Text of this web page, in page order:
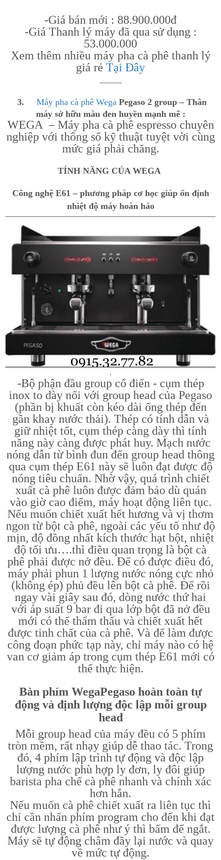
-Giá bán mới : 88.900.000đ
-Giá Thanh lý máy đã qua sử dụng :
53.000.000
Xem thêm nhiều máy pha cà phê thanh lý
giá rẻ Tại Đây
3. Máy pha cà phê Wega Pegaso 2 group – Thân
máy sở hữu màu đen huyền mạnh mẽ :
WEGA – Máy pha cà phê espresso chuyên
nghiệp với thông số kỹ thuật tuyệt vời cùng
mức giá phải chăng.
TÍNH NĂNG CỦA WEGA
Công nghệ E61 – phương pháp cơ học giúp ổn định
nhiệt độ máy hoàn hảo
.
-Bộ phận đầu group cổ điển - cụm thép
inox to dày nối với group head của Pegaso
(phần bị khuất còn kéo dài ống thép đến
gần khay nước thải). Thép có tính dẫn và
giữ nhiệt tốt, cụm thép càng dày thì tính
năng này càng được phát huy. Mạch nước
nóng dẫn từ bình đun đến group head thông
qua cụm thép E61 này sẽ luôn đạt được độ
nóng tiêu chuẩn. Nhờ vậy, quá trình chiết
xuất cà phê luôn được đảm bảo dù quán
vào giờ cao điểm, máy hoạt động liên tục.
Nếu muốn chiết xuất hết hương và vị thơm
ngon từ bột cà phê, ngoài các yếu tố như độ
mịn, độ đồng nhất kích thước hạt bột, nhiệt
độ tối ưu….thì điều quan trọng là bột cà
phê phải được nở đều. Để có được điều đó,
máy phải phun 1 lượng nước nóng cực nhỏ
(không ép) phủ đều lên bột cà phê. Để rồi
ngay vài giây sau đó, dòng nước thứ hai
với áp suất 9 bar đi qua lớp bột đã nở đều
mới có thể thẩm thấu và chiết xuất hết
được tinh chất của cà phê. Và để làm được
công đoạn phức tạp này, chỉ máy nào có hệ
van cơ giảm áp trong cụm thép E61 mới có
thể thực hiện.
Bàn phím WegaPegaso hoàn toàn tự
động và định lượng độc lập mỗi group
head
Mỗi group head của máy đều có 5 phím
tròn mềm, rất nhạy giúp dễ thao tác. Trong
đó, 4 phím lập trình tự động và độc lập
lượng nước phù hợp ly đơn, ly đôi giúp
barista pha chế cà phê nhanh và chính xác
hơn hẳn.
Nếu muốn cà phê chiết xuất ra liên tục thì
chỉ cần nhấn phím program cho đến khi đạt
được lượng cà phê như ý thì bấm để ngắt.
Máy sẽ tự động châm đầy lại nước và quay
về mức tự động.